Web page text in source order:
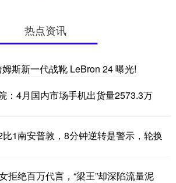
热点资讯
斯新一代战靴 LeBron 24 曝光!
：4月国内市场手机出货量2573.3万
1南安普敦，8分钟逆转是警示，轮换
拒绝百万代言，“梁王”却深陷流量泥